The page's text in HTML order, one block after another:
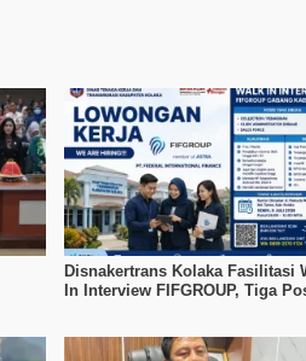
Disnakertrans Kolaka Fasilitasi
In Interview FIFGROUP, Tiga